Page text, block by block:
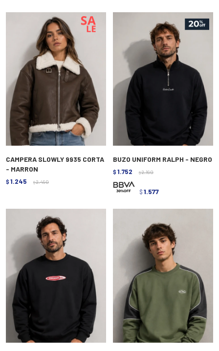
CAMPERA SLOWLY 9935 CORTA
- MARRON
$ 1.245 $ 2.490
BUZO UNIFORM RALPH - NEGRO
$ 1.752 $ 2.190
$ 1.577